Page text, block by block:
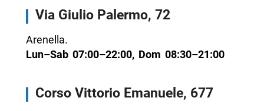
Via Giulio Palermo, 72
Arenella.
Lun–Sab 07:00–22:00, Dom 08:30–21:00
Corso Vittorio Emanuele, 677